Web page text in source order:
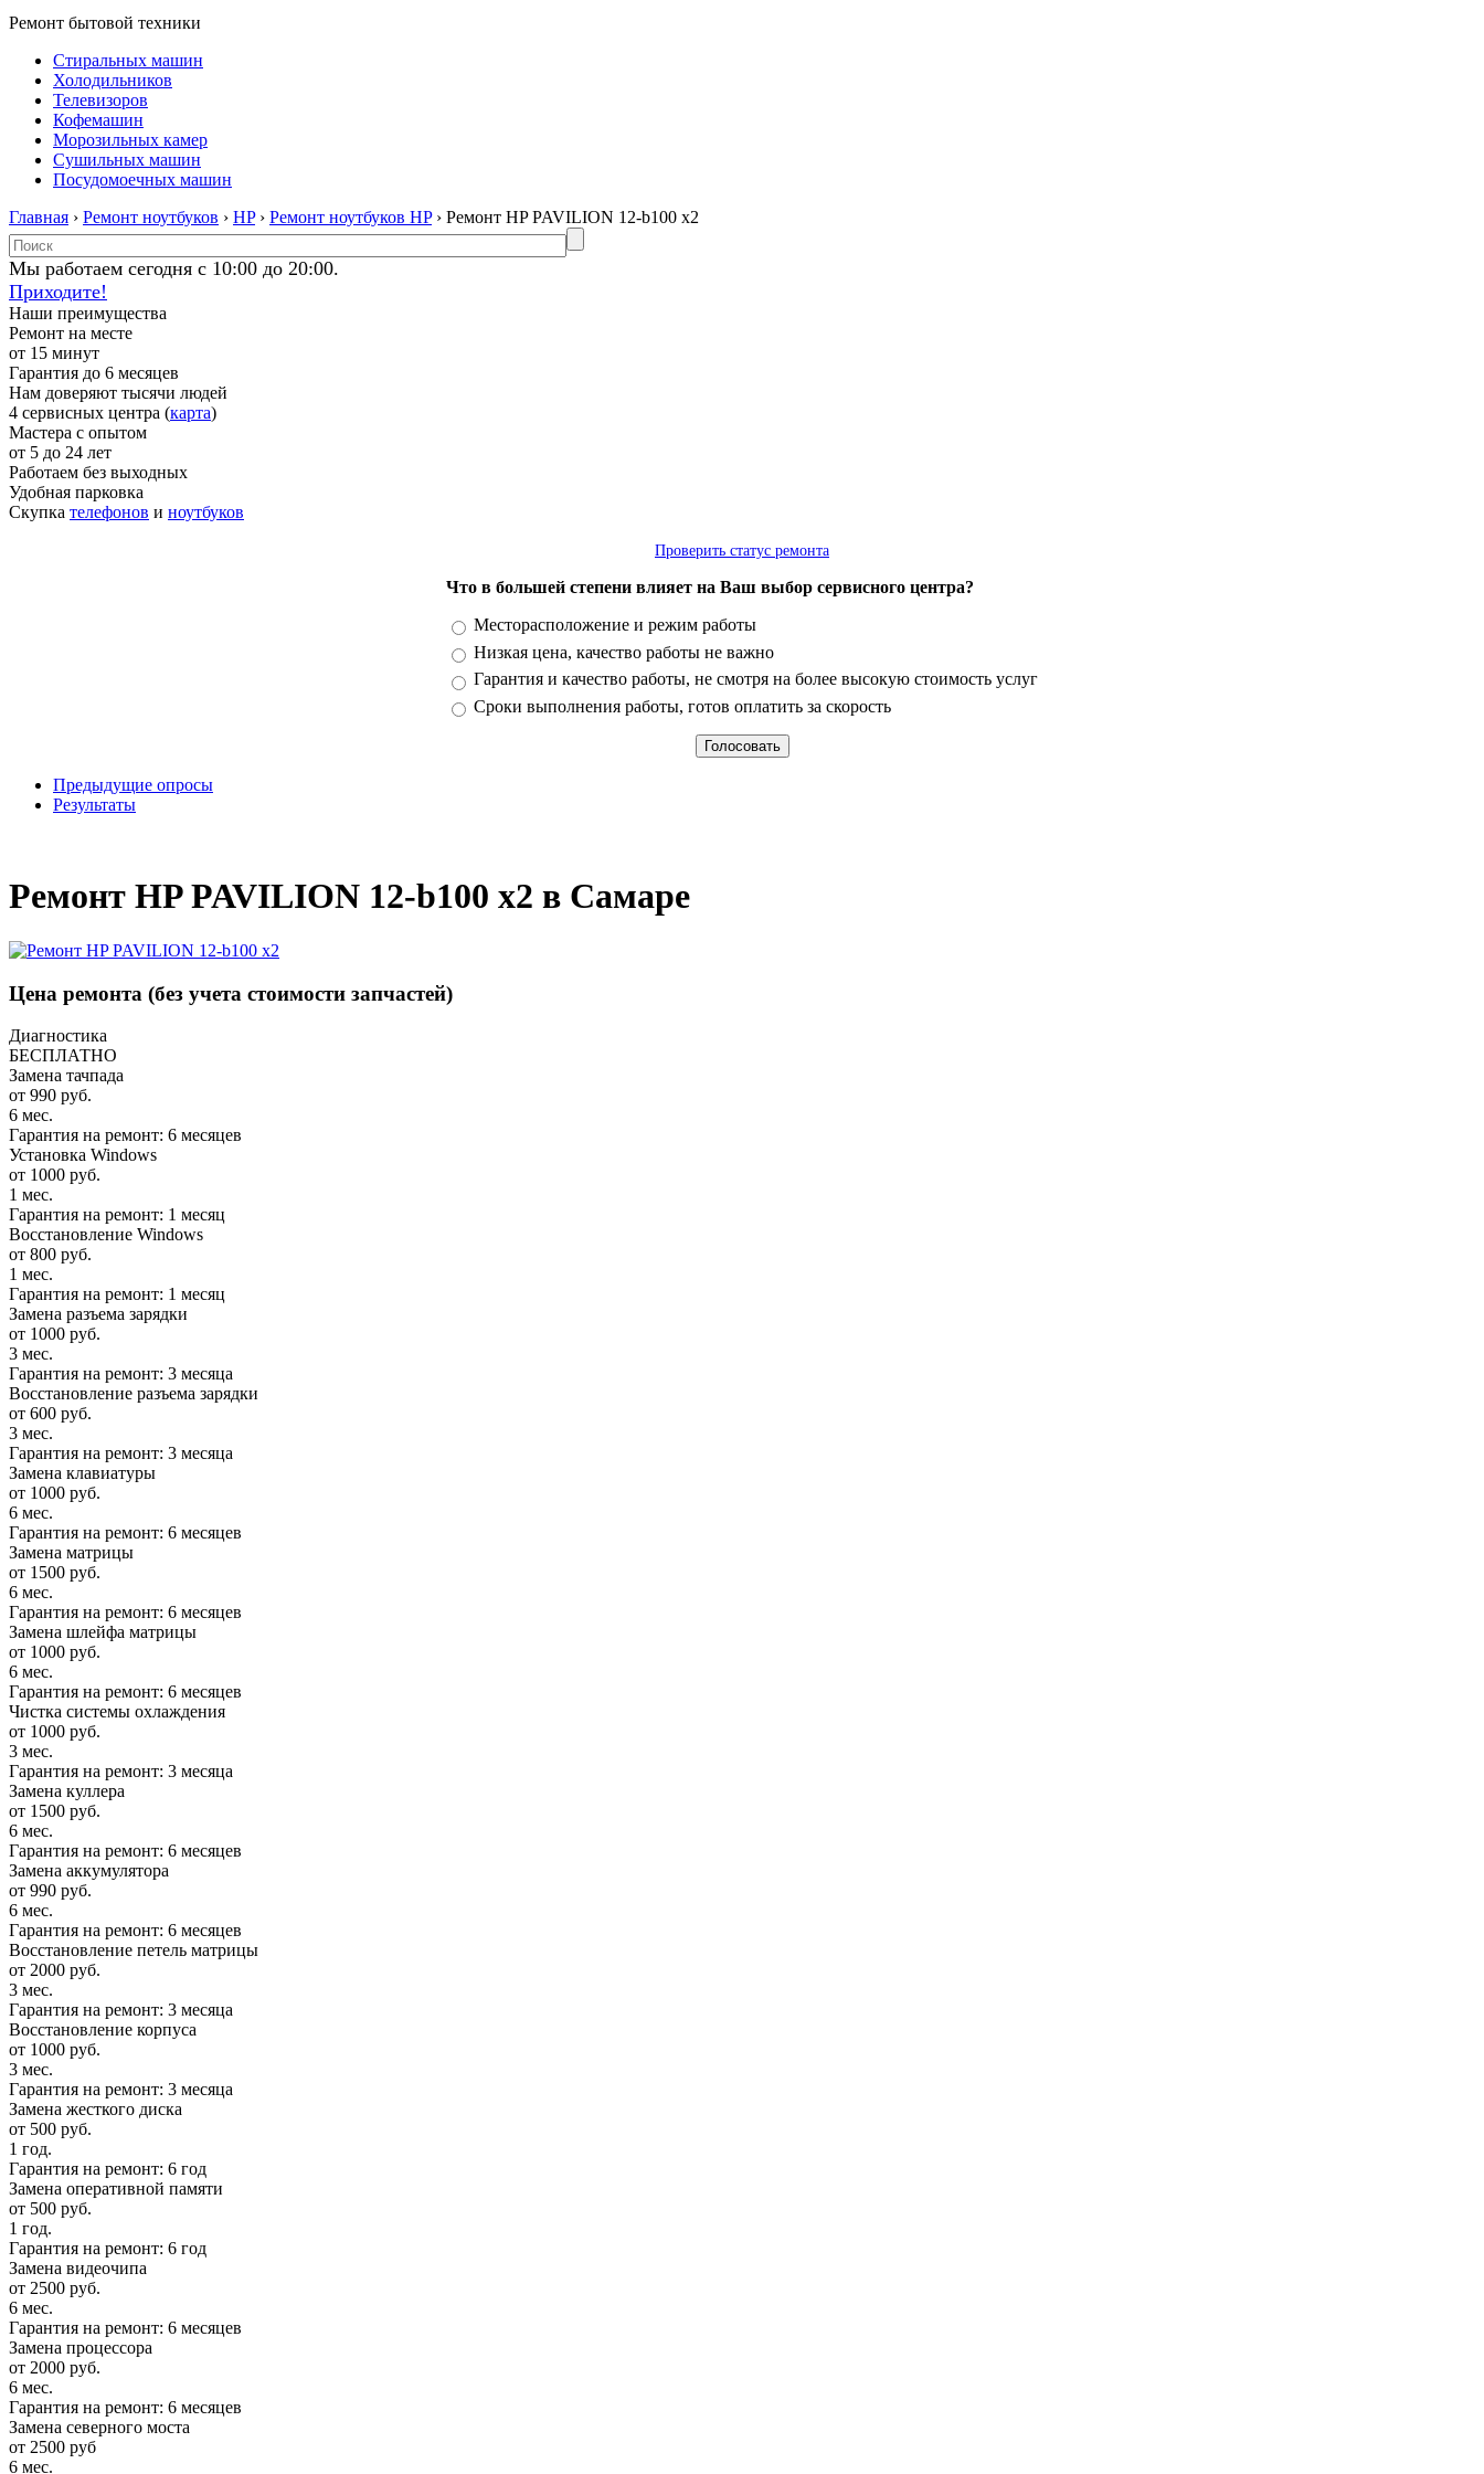
Ремонт бытовой техники
Стиральных машин
Холодильников
Телевизоров
Кофемашин
Морозильных камер
Сушильных машин
Посудомоечных машин
Главная › Ремонт ноутбуков › HP› Ремонт ноутбуков HP› Ремонт HP PAVILION 12-b100 x2
Мы работаем сегодня с 10:00 до 20:00.
Приходите!
Наши преимущества
Ремонт на месте
от 15 минут
Гарантия до 6 месяцев
Нам доверяют тысячи людей
4 сервисных центра (карта)
Мастера с опытом
от 5 до 24 лет
Работаем без выходных
Удобная парковка
Скупка телефонов и ноутбуков
Проверить статус ремонта
Что в большей степени влияет на Ваш выбор сервисного центра?
Варианты
Месторасположение и режим работы
Низкая цена, качество работы не важно
Гарантия и качество работы, не смотря на более высокую стоимость услуг
Сроки выполнения работы, готов оплатить за скорость
Предыдущие опросы
Результаты
Ремонт HP PAVILION 12-b100 x2 в Самаре
Цена ремонта (без учета стоимости запчастей)
Диагностика
БЕСПЛАТНО
Замена тачпада
от 990 руб.
6 мес.
Гарантия на ремонт: 6 месяцев
Установка Windows
от 1000 руб.
1 мес.
Гарантия на ремонт: 1 месяц
Восстановление Windows
от 800 руб.
1 мес.
Гарантия на ремонт: 1 месяц
Замена разъема зарядки
от 1000 руб.
3 мес.
Гарантия на ремонт: 3 месяца
Восстановление разъема зарядки
от 600 руб.
3 мес.
Гарантия на ремонт: 3 месяца
Замена клавиатуры
от 1000 руб.
6 мес.
Гарантия на ремонт: 6 месяцев
Замена матрицы
от 1500 руб.
6 мес.
Гарантия на ремонт: 6 месяцев
Замена шлейфа матрицы
от 1000 руб.
6 мес.
Гарантия на ремонт: 6 месяцев
Чистка системы охлаждения
от 1000 руб.
3 мес.
Гарантия на ремонт: 3 месяца
Замена куллера
от 1500 руб.
6 мес.
Гарантия на ремонт: 6 месяцев
Замена аккумулятора
от 990 руб.
6 мес.
Гарантия на ремонт: 6 месяцев
Восстановление петель матрицы
от 2000 руб.
3 мес.
Гарантия на ремонт: 3 месяца
Восстановление корпуса
от 1000 руб.
3 мес.
Гарантия на ремонт: 3 месяца
Замена жесткого диска
от 500 руб.
1 год.
Гарантия на ремонт: 6 год
Замена оперативной памяти
от 500 руб.
1 год.
Гарантия на ремонт: 6 год
Замена видеочипа
от 2500 руб.
6 мес.
Гарантия на ремонт: 6 месяцев
Замена процессора
от 2000 руб.
6 мес.
Гарантия на ремонт: 6 месяцев
Замена северного моста
от 2500 руб
6 мес.